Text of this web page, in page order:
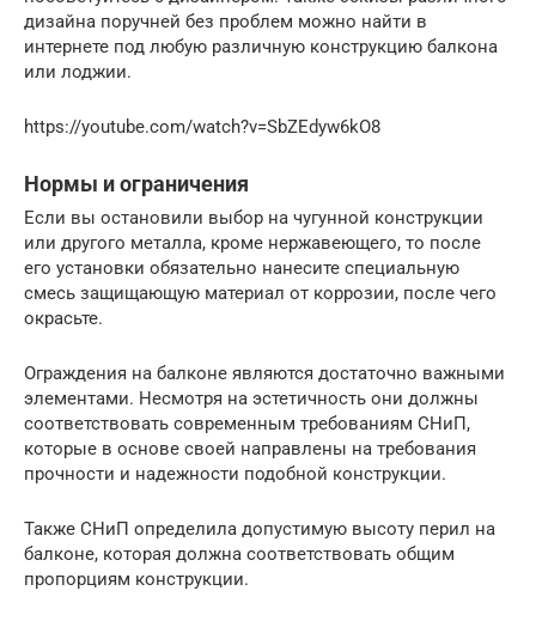
дизайна поручней без проблем можно найти в
интернете под любую различную конструкцию балкона
или лоджии.
https://youtube.com/watch?v=SbZEdyw6kO8
Нормы и ограничения
Если вы остановили выбор на чугунной конструкции
или другого металла, кроме нержавеющего, то после
его установки обязательно нанесите специальную
смесь защищающую материал от коррозии, после чего
окрасьте.
Ограждения на балконе являются достаточно важными
элементами. Несмотря на эстетичность они должны
соответствовать современным требованиям СНиП,
которые в основе своей направлены на требования
прочности и надежности подобной конструкции.
Также СНиП определила допустимую высоту перил на
балконе, которая должна соответствовать общим
пропорциям конструкции.